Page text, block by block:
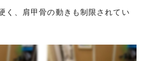
く、肩甲骨の動きも制限されてい